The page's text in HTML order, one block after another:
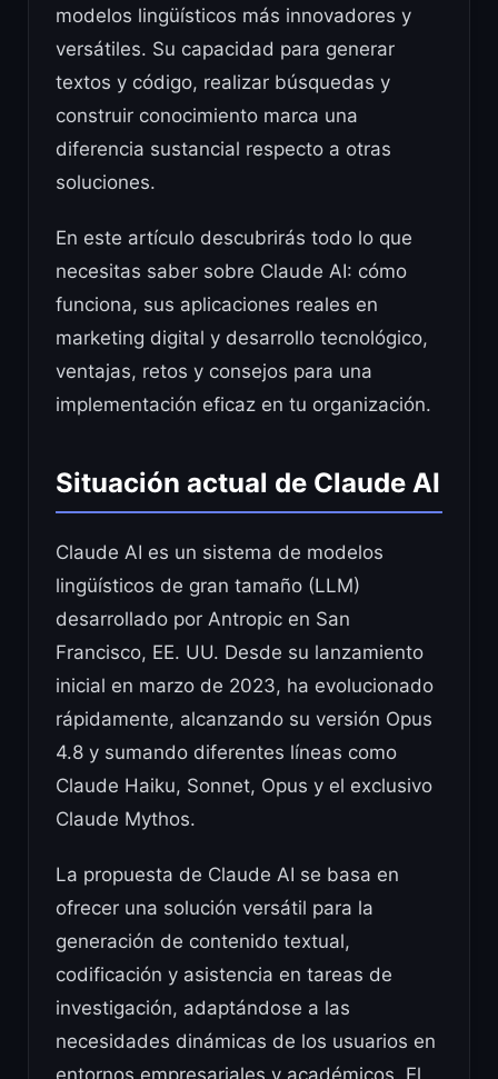
modelos lingüísticos más innovadores y
versátiles. Su capacidad para generar
textos y código, realizar búsquedas y
construir conocimiento marca una
diferencia sustancial respecto a otras
soluciones.
En este artículo descubrirás todo lo que
necesitas saber sobre Claude AI: cómo
funciona, sus aplicaciones reales en
marketing digital y desarrollo tecnológico,
ventajas, retos y consejos para una
implementación eficaz en tu organización.
Situación actual de Claude AI
Claude AI es un sistema de modelos
lingüísticos de gran tamaño (LLM)
desarrollado por Antropic en San
Francisco, EE. UU. Desde su lanzamiento
inicial en marzo de 2023, ha evolucionado
rápidamente, alcanzando su versión Opus
4.8 y sumando diferentes líneas como
Claude Haiku, Sonnet, Opus y el exclusivo
Claude Mythos.
La propuesta de Claude AI se basa en
ofrecer una solución versátil para la
generación de contenido textual,
codificación y asistencia en tareas de
investigación, adaptándose a las
necesidades dinámicas de los usuarios en
entornos empresariales y académicos. El